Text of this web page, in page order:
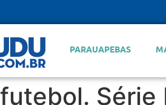
PARAUAPEBAS
futebol. Série